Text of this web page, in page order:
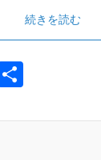
続きを読む
Li